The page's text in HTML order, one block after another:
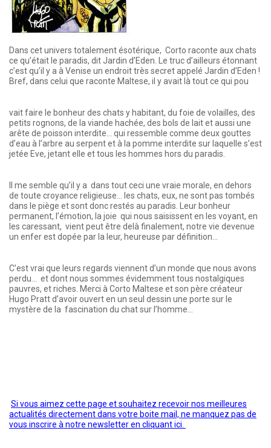
Dans cet univers totalement ésotérique, Corto raconte aux chats
ce qu’était le paradis, dit Jardin d’Eden. Le truc d’ailleurs étonnant
c’est qu’il y a à Venise un endroit très secret appelé Jardin d’Eden !
Bref, dans celui que raconte Maltese, il y avait là tout ce qui pou
vait faire le bonheur des chats y habitant, du foie de volailles, des
petits rognons, de la viande hachée, des bols de lait et aussi une
arête de poisson interdite... qui ressemble comme deux gouttes
d’eau à l’arbre au serpent et à la pomme interdite sur laquelle s’est
jetée Eve, jetant elle et tous les hommes hors du paradis.
Il me semble qu’il y a dans tout ceci une vraie morale, en dehors
de toute croyance religieuse... les chats, eux, ne sont pas tombés
dans le piège et sont donc restés au paradis. Leur bonheur
permanent, l’émotion, la joie qui nous saisissent en les voyant, en
les caressant, vient peut être delà finalement, notre vie devenue
un enfer est dopée par la leur, heureuse par définition...
C’est vrai que leurs regards viennent d’un monde que nous avons
perdu... et dont nous sommes évidemment tous nostalgiques
pauvres, et riches. Merci à Corto Maltese et son père créateur
Hugo Pratt d’avoir ouvert en un seul dessin une porte sur le
mystère de la fascination du chat sur l’homme...
Si vous aimez cette page et souhaitez recevoir nos meilleures
actualités directement dans votre boite mail, ne manquez pas de
vous inscrire à notre newsletter en cliquant ici.